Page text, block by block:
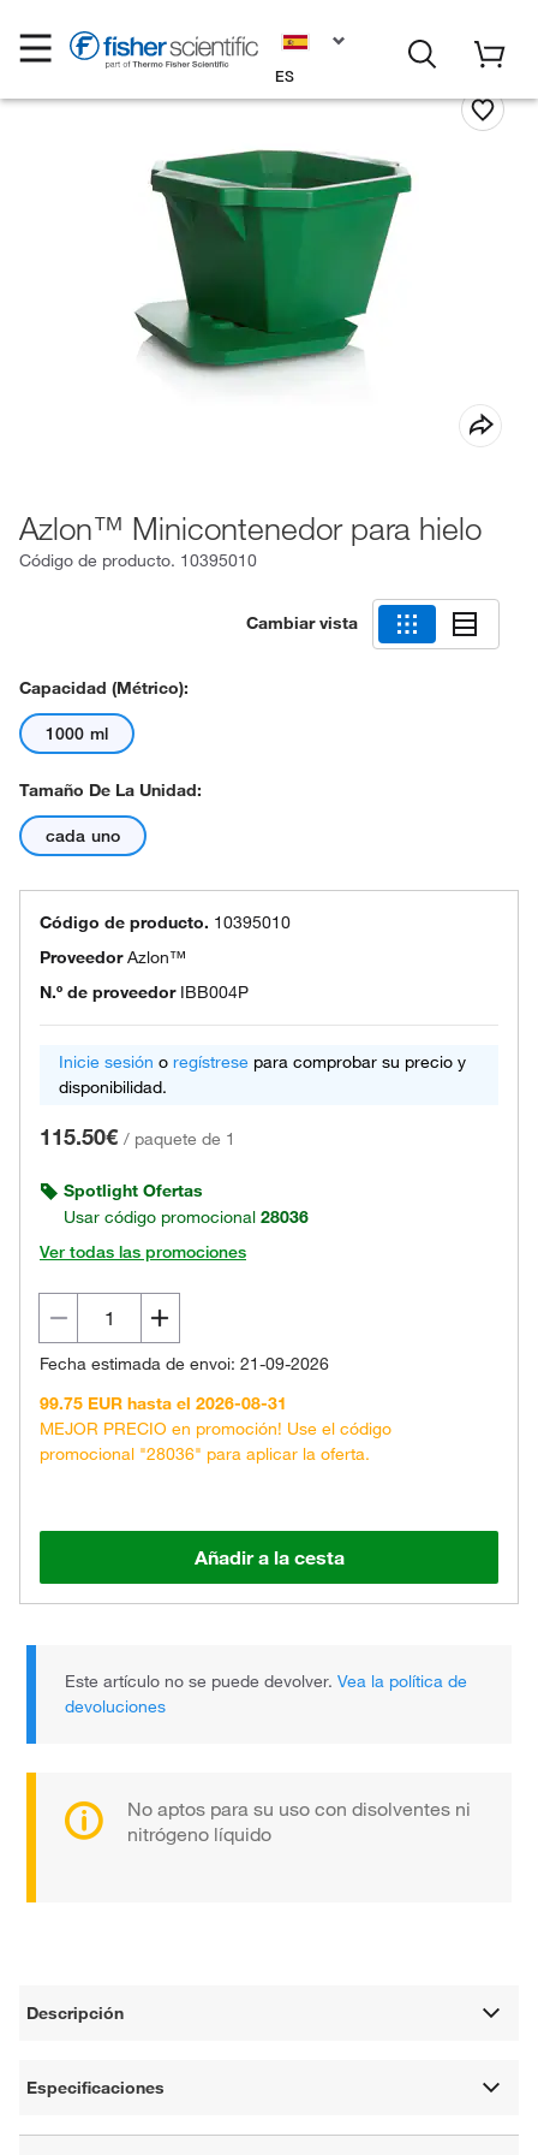
ES
Azlon™ Minicontenedor para hielo
Código de producto. 10395010
Cambiar vista
Capacidad (métrico):
1000 ml
Tamaño De La Unidad:
cada uno
Código de producto. 10395010
ProveedorAzlon™
N.º de proveedor IBB004P
Inicie sesión o regístrese para comprobar su precio y
disponibilidad.
115.50€ / paquete de 1
Spotlight Ofertas
Usar código promocional 28036
Ver todas las promociones
Fecha estimada de envoi: 21-09-2026
99.75 EUR hasta el 2026-08-31
MEJOR PRECIO en promoción! Use el código
promocional "28036" para aplicar la oferta.
Añadir a la cesta
Este artículo no se puede devolver.Vea la política de
devoluciones
No aptos para su uso con disolventes ni
nitrógeno líquido
Descripción
Especificaciones